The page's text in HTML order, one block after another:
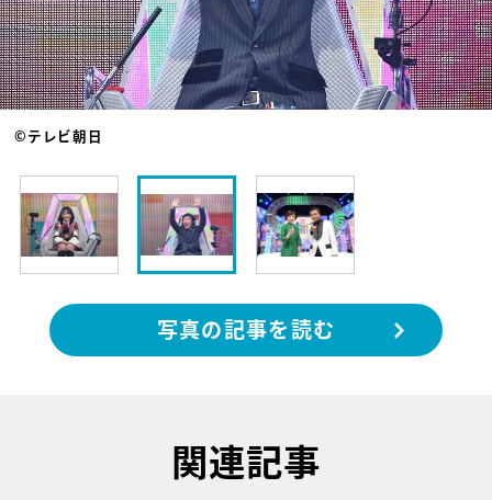
©テレビ朝日
写真の記事を読む
関連記事